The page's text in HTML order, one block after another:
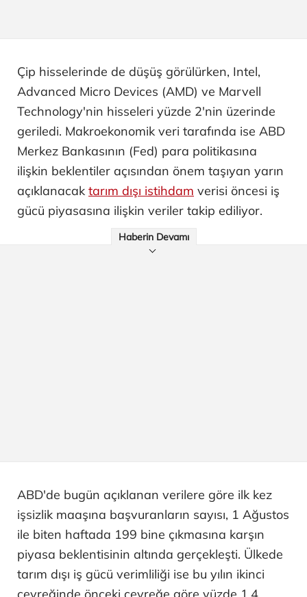
Çip hisselerinde de düşüş görülürken, Intel,
Advanced Micro Devices (AMD) ve Marvell
Technology'nin hisseleri yüzde 2'nin üzerinde
geriledi. Makroekonomik veri tarafında ise ABD
Merkez Bankasının (Fed) para politikasına
ilişkin beklentiler açısından önem taşıyan yarın
açıklanacak tarım dışı istihdam verisi öncesi iş
gücü piyasasına ilişkin veriler takip ediliyor.
Haberin Devamı
ABD'de bugün açıklanan verilere göre ilk kez
işsizlik maaşına başvuranların sayısı, 1 Ağustos
ile biten haftada 199 bine çıkmasına karşın
piyasa beklentisinin altında gerçekleşti. Ülkede
tarım dışı iş gücü verimliliği ise bu yılın ikinci